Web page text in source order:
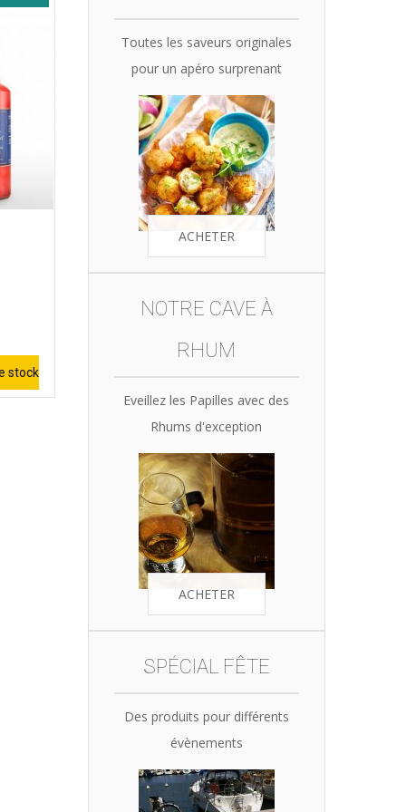
stock
Toutes les saveurs originales
pour un apéro surprenant
ACHETER
NOTRE CAVE À
RHUM
Eveillez les Papilles avec des
Rhums d'exception
ACHETER
SPÉCIAL FÊTE
Des produits pour différents
évènements